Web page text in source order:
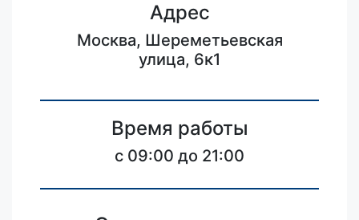
Адрес
Москва, Шереметьевская
улица, 6к1
Время работы
c 09:00 до 21:00